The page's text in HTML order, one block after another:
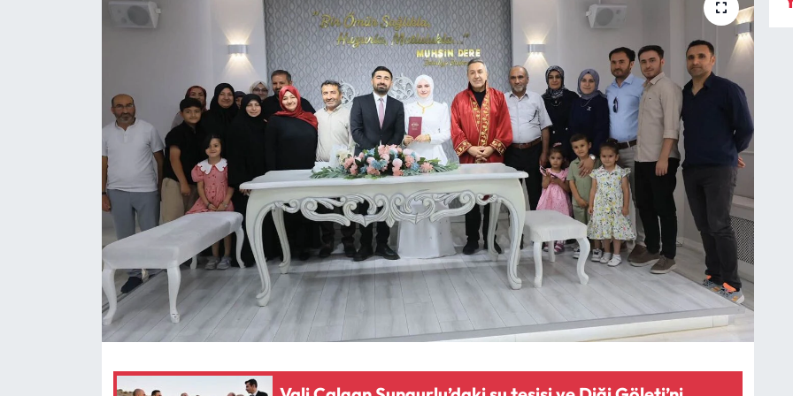
İskilip Haberleri
Kargı Haberleri
Kimdir?
Kültür Sanat
Laçin Haberleri